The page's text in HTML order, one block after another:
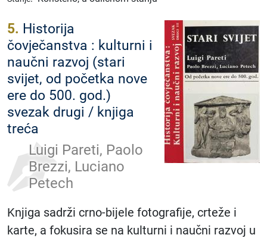
5. Historija
čovječanstva : kulturni i
naučni razvoj (stari
svijet, od početka nove
ere do 500. god.)
svezak drugi / knjiga
treća
Luigi Pareti, Paolo
Brezzi, Luciano
Petech
Knjiga sadrži crno-bijele fotografije, crteže i
karte, a fokusira se na kulturni i naučni razvoj u